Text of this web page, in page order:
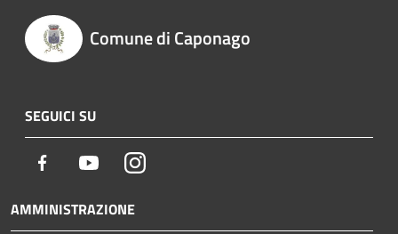
Comune di Caponago
SEGUICI SU
Facebook YoutubeInstagram
AMMINISTRAZIONE